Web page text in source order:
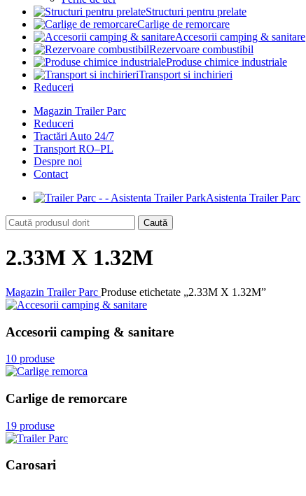
Structuri pentru prelate
Carlige de remorcare
Accesorii camping & sanitare
Rezervoare combustibil
Produse chimice industriale
Transport si inchirieri
Reduceri
Magazin Trailer Parc
Reduceri
Tractări Auto 24/7
Transport RO–PL
Despre noi
Contact
Asistenta Trailer Parc
Caută
2.33M X 1.32M
Magazin Trailer Parc Produse etichetate „2.33M X 1.32M”
Accesorii camping & sanitare
10 produse
Carlige de remorcare
19 produse
Carosari